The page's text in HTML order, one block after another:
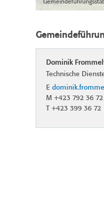
Dominik
Technische
E
M +423 792 36 72
T +423 399 36 72